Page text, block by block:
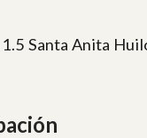
Santa Anita